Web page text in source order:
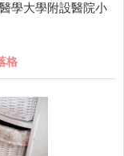
學大學附設醫院小
格